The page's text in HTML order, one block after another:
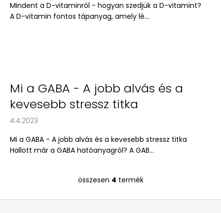
Mindent a D-vitaminról - hogyan szedjük a D-vitamint?
A D-vitamin fontos tápanyag, amely lé...
Mi a GABA - A jobb alvás és a
kevesebb stressz titka
4.4.2023
Mi a GABA - A jobb alvás és a kevesebb stressz titka
Hallott már a GABA hatóanyagról? A GAB...
L
i
összesen 4 termék